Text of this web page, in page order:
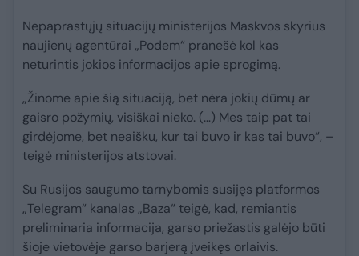
Nepaprastųjų situacijų ministerijos Maskvos skyrius
naujienų agentūrai „Podem“ pranešė kol kas
neturintis jokios informacijos apie sprogimą.
„Žinome apie šią situaciją, bet nėra jokių dūmų ar
gaisro požymių, visiškai nieko. (…) Mes taip pat tai
girdėjome, bet neaišku, kur tai buvo ir kas tai buvo“, –
teigė ministerijos atstovai.
Su Rusijos saugumo tarnybomis susijęs platformos
„Telegram“ kanalas „Baza“ teigė, kad, remiantis
preliminaria informacija, garso priežastis galėjo būti
šioje vietovėje garso barjerą įveikęs orlaivis.